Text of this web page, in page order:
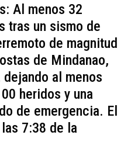
Al menos 32
tras un sismo de
de magnitud
de Mindanao,
al menos
heridos y una
de emergencia. El
7:38 de la